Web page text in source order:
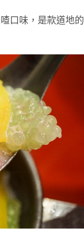
口味，是款道地的